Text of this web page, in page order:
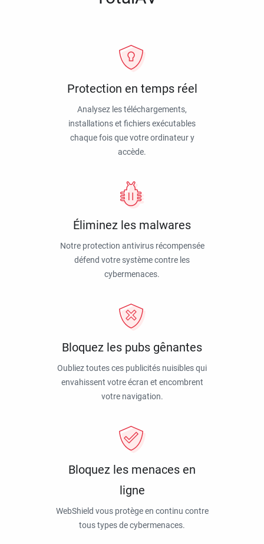
Protection en temps réel
Analysez les téléchargements,
installations et fichiers exécutables
chaque fois que votre ordinateur y
accède.
Éliminez les malwares
Notre protection antivirus récompensée
défend votre système contre les
cybermenaces.
Bloquez les pubs gênantes
Oubliez toutes ces publicités nuisibles qui
envahissent votre écran et encombrent
votre navigation.
Bloquez les menaces en
ligne
WebShield vous protège en continu contre
tous types de cybermenaces.